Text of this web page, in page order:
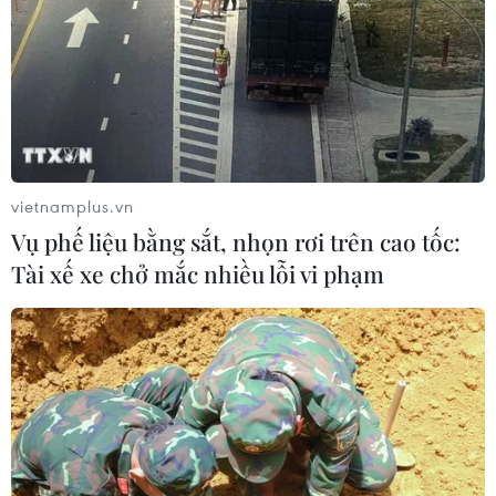
Boeing 737 MAX 7 được đưa vào khai
thác sau hơn 8 năm chờ đợi
04/08/2026 02:48
Amazon lần đầu tiên đạt mức vốn
hóa 3.000 tỷ USD nhờ làn sóng lạc
quan mới về AI
03/08/2026 14:35
Xem thêm
vietnamplus.vn
Vụ phế liệu bằng sắt, nhọn rơi trên cao tốc:
Tài xế xe chở mắc nhiều lỗi vi phạm